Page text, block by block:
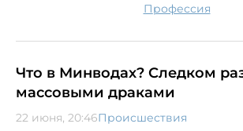
профессия
Что в Минводах? Следком
массовыми драками
22 июня, 20:46Происшествия